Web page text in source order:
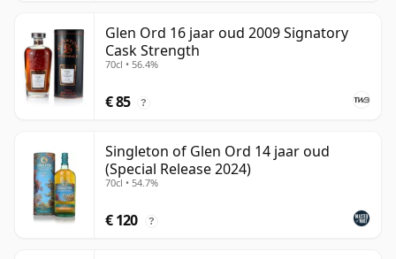
Glen Ord 16 jaar oud 2009 Signatory
Cask Strength
70cl • 56.4%
€ 85 ?
Singleton of Glen Ord 14 jaar oud
(Special Release 2024)
70cl • 54.7%
€ 120 ?